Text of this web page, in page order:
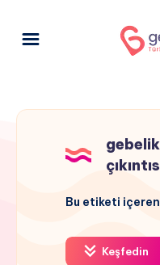
Bu etiketi içeren
Keşfedin